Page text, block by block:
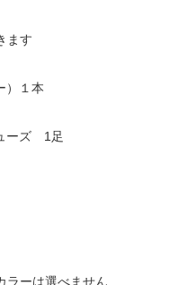
ます
）１本
ーズ 1足
ラーは選べません